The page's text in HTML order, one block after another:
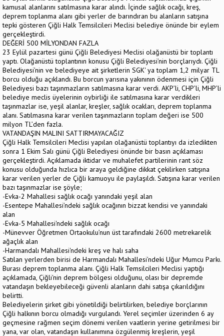
kamusal alanlarını satılmasına karar alındı. İçinde sağlık ocağı, kreş,
deprem toplanma alanı gibi yerler de barındıran bu alanların satışına
tepki gösteren Çiğli Halk Temsilcileri Meclisi belediye önünde bir eylem
gerçekleştirdi.
DEĞERİ 500 MİLYONDAN FAZLA
23 Eylül pazartesi günü Çiğli Belediyesi Meclisi olağanüstü bir toplantı
yaptı. Olağanüstü toplantının konusu Çiğli Belediyesi’nin borçlarıydı. Çiğli
Belediyesi’nin ve belediyeye ait şirketlerin SGK' ya toplam 1,2 milyar TL
borcu olduğu açıklandı. Bu borcun yarısına yakınının ödenmesi için Çiğli
Belediyesi bazı taşınmazların satılmasına karar verdi. AKP’li, CHP’li, MHP’li
belediye meclis üyelerinin oybirliği ile satılmasına karar verdikleri
taşınmazlar ise, yeşil alanlar, kreşler, sağlık ocakları, deprem toplanma
alanı. Satılmasına karar verilen taşınmazların toplam değeri ise 500
milyon TL’den fazla.
VATANDAŞIN MALINI SATTIRMAYACAĞIZ
Çiğli Halk Temsilcileri Meclisi yapılan olağanüstü toplantıyı da izledikten
sonra 1 Ekim Salı günü Çiğli Belediyesi önünde bir basın açıklaması
gerçekleştirdi. Açıklamada iktidar ve muhalefet partilerinin rant söz
konusu olduğunda hızlıca bir araya geldiğine dikkat çekilirken satışına
karar verilen yerler de Çiğli kamuoyu ile paylaşıldı. Satışına karar verilen
bazı taşınmazlar ise şöyle;
-Evka-2 Mahallesi sağlık ocağı yanındaki yeşil alan
-Esentepe Mahallesi’ndeki sağlık ocağının bizzat kendisi ve yanındaki
alan
-Evka-5 Mahallesi'ndeki sağlık ocağı
-Münevver Öğretmen Ortaokulu’nun üst tarafındaki 2600 metrekarelik
ağaçlık alan
-Harmandalı Mahallesi'ndeki kreş ve halı saha
Satılan yerlerden birisi de Harmandalı Mahallesi’ndeki Uğur Mumcu Parkı.
Burası deprem toplanma alanı. Çiğli Halk Temsilcileri Meclisi yaptığı
açıklamada, Çiğli'nin deprem bölgesi olduğunu, olası bir depremde
vatandaşın bekleyebileceği güvenli alanların dahi satışa çıkarıldığını
belirtti.
Belediyelerin şirket gibi yönetildiği belirtilirken, belediye borçlarının
Çiğli halkının borcu olmadığı vurgulandı. Yerel seçimler üzerinden 6 ay
geçmesine rağmen seçim dönemi verilen vaatlerin yerine getirilmesi bir
yana, var olan, vatandaşın kullanımına özgülenmiş kreşlerin, yeşil